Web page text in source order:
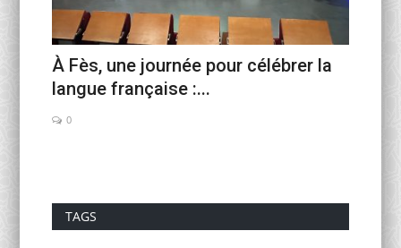
À Fès, une journée pour célébrer la
langue française :...
0
TAGS